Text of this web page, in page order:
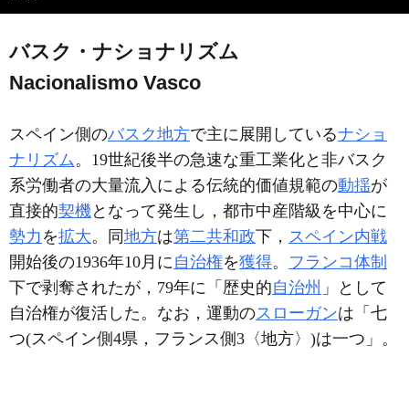
バスク・ナショナリズム
Nacionalismo Vasco
スペイン側のバスク地方で主に展開しているナショ
ナリズム。19世紀後半の急速な重工業化と非バスク
系労働者の大量流入による伝統的価値規範の動揺が
直接的契機となって発生し，都市中産階級を中心に
勢力 を拡大。同 地方は第二共和政下， スペイン内戦
開始後の1936年10月に自治権を獲得。 フランコ体制
下で剥奪されたが，79年に「歴史的自治州 」として
自治権が復活した。なお，運動のスローガンは「七
つ(スペイン側4県，フランス側3〈地方〉)は一つ」。